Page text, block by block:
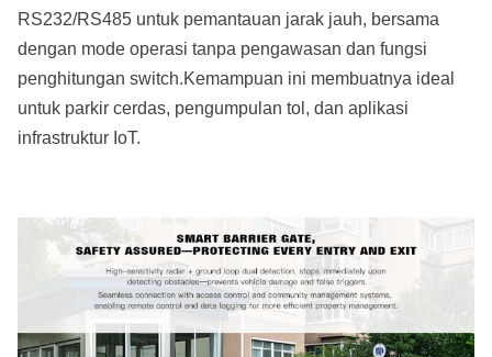
RS232/RS485 untuk pemantauan jarak jauh, bersama
dengan mode operasi tanpa pengawasan dan fungsi
penghitungan switch.Kemampuan ini membuatnya ideal
untuk parkir cerdas, pengumpulan tol, dan aplikasi
infrastruktur IoT.